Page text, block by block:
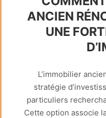
ANCIEN
UNE
L’immobilier
stratégie
particuliers
Cette option associe